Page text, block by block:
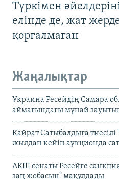
Түркімен
елінде де, жат
қорғалмаған
Жаңалықтар
Украина Ресейдің Самара
аймағындағы мұнай
Қайрат Сатыбалдыға тиесілі
жылдан кейін аукционда
АҚШ сенаты Ресейге
заң жобасын" мақұлдады